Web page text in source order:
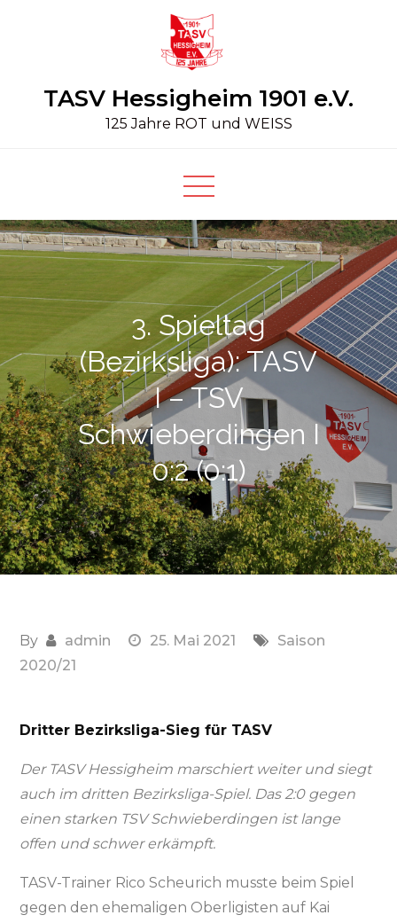
TASV Hessigheim 1901 e.V.
125 Jahre ROT und WEISS
3. Spieltag
(Bezirksliga): TASV
I – TSV
Schwieberdingen I
0:2 (0:1)
By admin 25. Mai 2021
Saison
2020/21
Dritter Bezirksliga-Sieg für TASV
Der TASV Hessigheim marschiert weiter und siegt
auch im dritten Bezirksliga-Spiel. Das 2:0 gegen
einen starken TSV Schwieberdingen ist lange
offen und schwer erkämpft.
TASV-Trainer Rico Scheurich musste beim Spiel
gegen den ehemaligen Oberligisten auf Kai